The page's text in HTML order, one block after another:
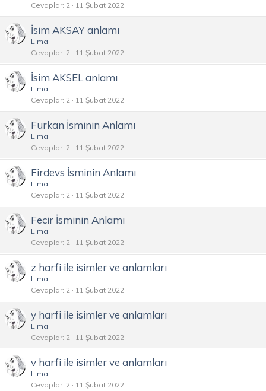
Cevaplar 2 11 Şubat 2022
İsim AKSAY anlamı
Lima
Cevaplar 2 11 Şubat 2022
İsim AKSEL anlamı
Lima
Cevaplar 2 11 Şubat 2022
Furkan İsminin Anlamı
Lima
Cevaplar 2 11 Şubat 2022
Firdevs İsminin Anlamı
Lima
Cevaplar 2 11 Şubat 2022
Fecir İsminin Anlamı
Lima
Cevaplar 2 11 Şubat 2022
z harfi ile isimler ve anlamları
Lima
Cevaplar 2 11 Şubat 2022
y harfi ile isimler ve anlamları
Lima
Cevaplar 2 11 Şubat 2022
v harfi ile isimler ve anlamları
Lima
Cevaplar 2 11 Şubat 2022